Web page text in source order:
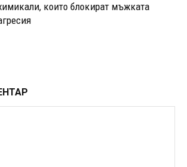
които блокират мъжката